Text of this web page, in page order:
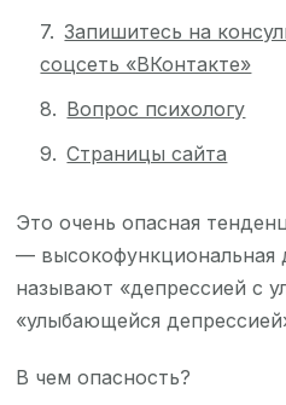
Запишитесь на
соцсеть «ВКонтакте»
Вопрос психологу
Страницы сайта
Это очень опасная
— высокофункциональная
называют «депрессией с
«улыбающейся
В чем опасность?